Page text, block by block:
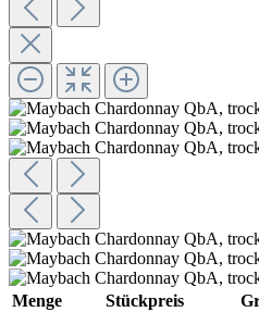
Menge Stückpreis